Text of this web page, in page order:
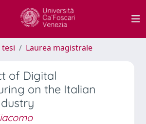
tesi Laurea magistrale
of Digital
on the Italian